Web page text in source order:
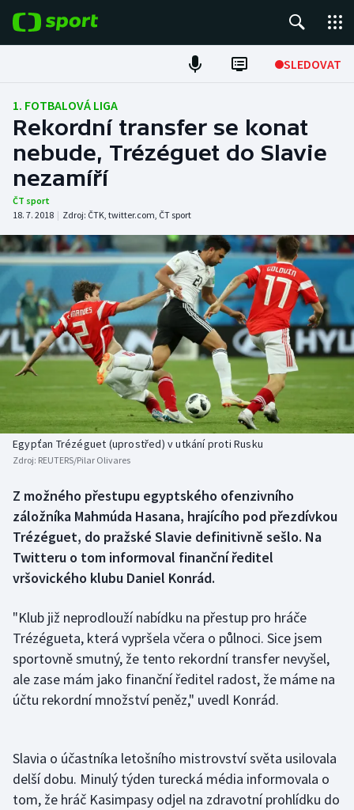
SLEDOVAT
Fotbal
Hokej
Tenis
Atletika
Cyklistika
DALŠÍ SPORTY
Americký fotbal
Baseball a softbal
Basketbal
Biatlon
Box
Curling
Florbal
Golf
Házená
NEPŘEHLÉDNĚTE
Soutěže
Historické návraty
Aplikace ČT sport
1. FOTBALOVÁ LIGA
Rekordní transfer se konat
nebude, Trézéguet do Slavie
nezamíří
ČT sport
18. 7. 2018 | Zdroj: ČTK, twitter.com, ČT sport
Egypťan Trézéguet (uprostřed) v utkání proti Rusku
Zdroj: REUTERS/Pilar Olivares
Z možného přestupu egyptského ofenzivního
záložníka Mahmúda Hasana, hrajícího pod přezdívkou
Trézéguet, do pražské Slavie definitivně sešlo. Na
Twitteru o tom informoval finanční ředitel
vršovického klubu Daniel Konrád.
"Klub již neprodlouží nabídku na přestup pro hráče
Trézégueta, která vypršela včera o půlnoci. Sice jsem
sportovně smutný, že tento rekordní transfer nevyšel,
ale zase mám jako finanční ředitel radost, že máme na
účtu rekordní množství peněz," uvedl Konrád.
Slavia o účastníka letošního mistrovství světa usilovala
delší dobu. Minulý týden turecká média informovala o
tom, že hráč Kasimpasy odjel na zdravotní prohlídku do